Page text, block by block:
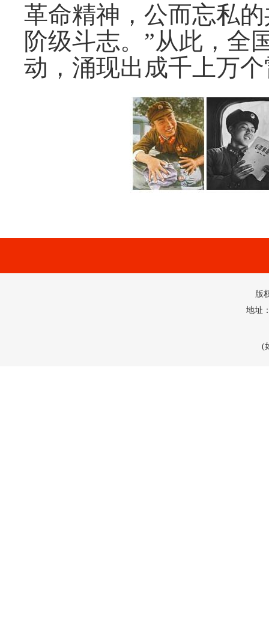
革命精神，公而忘私
阶级斗志。”从此，全
动，涌现出成千上万
版
地址
(